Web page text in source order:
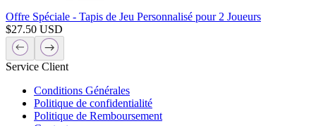
Offre Spéciale - Tapis de Jeu Personnalisé pour 2 Joueurs
$27.50 USD
Service Client
Conditions Générales
Politique de confidentialité
Politique de Remboursement